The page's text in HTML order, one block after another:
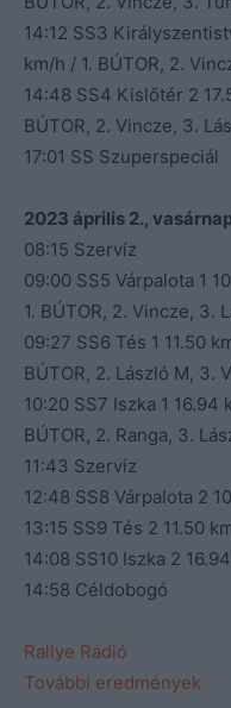
14:12 SS3
km/h / 1. BÚTOR, 2.
14:48 SS4 Kislőtér 2
BÚTOR, 2. Vincze, 3.
17:01 SS Szuperspeciál
2023 április 2.,
08:15 Szervíz
09:00 SS5 Várpalota 1
1. BÚTOR, 2. Vincze, 3.
09:27 SS6 Tés 1 11.50
BÚTOR, 2. László M, 3.
10:20 SS7 Iszka 1
BÚTOR, 2. Ranga, 3.
11:43 Szervíz
12:48 SS8 Várpalota 2
13:15 SS9 Tés 2 11.50
14:08 SS10 Iszka 2
14:58 Céldobogó
Rallye Rádió
További eredmények